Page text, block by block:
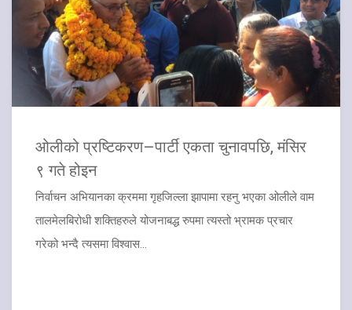
ओलीको प्रष्टिकरण–पार्टी एकता चुनावपछि, मंसिर
९ गते होइन
निर्वाचन अभियानका क्रममा गृहजिल्ला झापामा रहनु भएका ओलीले वाम
तालमेलबिरोधी शक्तिहरुले योजनाबद्ध रुपमा त्यस्तो भ्रामक प्रचार
गरेको भन्दै त्यसमा विश्वास...